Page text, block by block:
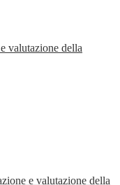
valutazione della
e valutazione della